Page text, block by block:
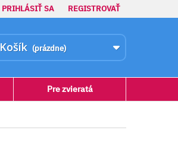
PRIHLÁSIŤ SA REGISTROVAŤ
Košík (prázdne)
Pre zvieratá